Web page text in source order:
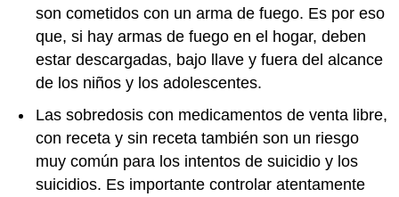
son cometidos con un arma de fuego. Es por eso
que, si hay armas de fuego en el hogar, deben
estar descargadas, bajo llave y fuera del alcance
de los niños y los adolescentes.
Las sobredosis con medicamentos de venta libre,
con receta y sin receta también son un riesgo
muy común para los intentos de suicidio y los
suicidios. Es importante controlar atentamente